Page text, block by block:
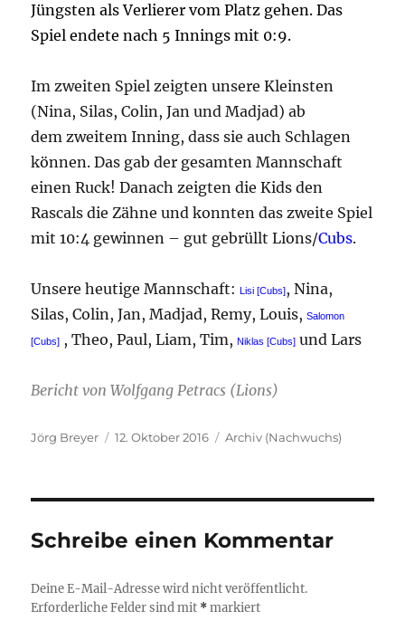
Jüngsten als Verlierer vom Platz gehen. Das
Spiel endete nach 5 Innings mit 0:9.
Im zweiten Spiel zeigten unsere Kleinsten
(Nina, Silas, Colin, Jan und Madjad) ab
dem zweitem Inning, dass sie auch Schlagen
können. Das gab der gesamten Mannschaft
einen Ruck! Danach zeigten die Kids den
Rascals die Zähne und konnten das zweite Spiel
mit 10:4 gewinnen – gut gebrüllt Lions/Cubs.
Unsere heutige Mannschaft: Lisi [Cubs], Nina,
Silas, Colin, Jan, Madjad, Remy, Louis,Salomon
[Cubs] , Theo, Paul, Liam, Tim,Niklas [Cubs] und Lars
Bericht von Wolfgang Petracs (Lions)
Autor
Jörg Breyer
Veröffentlicht
12. Oktober 2016 Kategorien
Archiv (Nachwuchs)
Schreibe einen Kommentar
Deine E-Mail-Adresse wird nicht veröffentlicht.
Erforderliche Felder sind mit *markiert